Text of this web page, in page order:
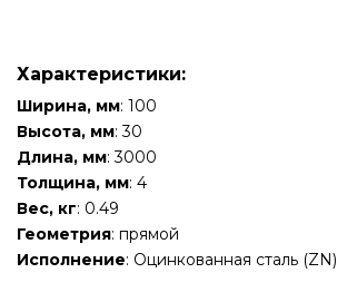
Характеристики:
Ширина, мм: 100
Высота, мм: 30
Длина, мм: 3000
Толщина, мм: 4
Вес, кг: 0.49
Геометрия: прямой
Исполнение: Оцинкованная сталь (ZN)